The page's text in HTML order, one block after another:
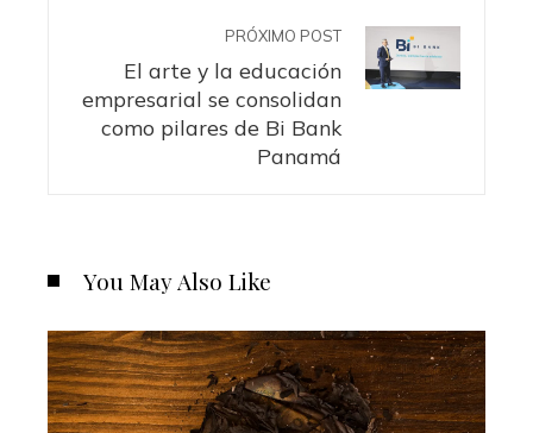
PRÓXIMO POST
El arte y la educación
empresarial se consolidan
como pilares de Bi Bank
Panamá
You May Also Like